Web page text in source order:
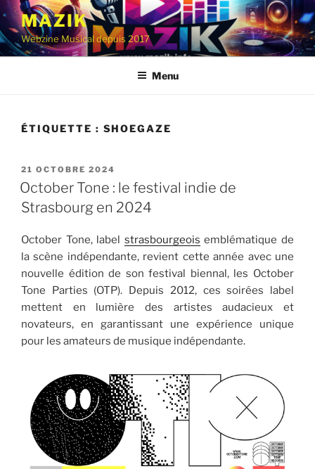
Aller
contenu
principal
MAZIK
Webzine Musical depuis 2017
Menu
ÉTIQUETTE : SHOEGAZE
PUBLIÉ
LE
21 OCTOBRE 2024
October Tone : le festival indie de
Strasbourg en 2024
October Tone, label strasbourgeois emblématique de
la scène indépendante, revient cette année avec une
nouvelle édition de son festival biennal, les October
Tone Parties (OTP). Depuis 2012, ces soirées label
mettent en lumière des artistes audacieux et
novateurs, en garantissant une expérience unique
pour les amateurs de musique indépendante.